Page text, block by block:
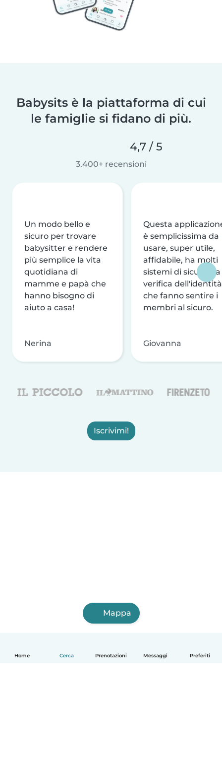
Home Cerca Prenotazioni Messaggi Preferiti
Babysits è la piattaforma di cui
le famiglie si fidano di più.
4,7 / 5
3.400+ recensioni
Un modo bello e
sicuro per trovare
babysitter e rendere
più semplice la vita
quotidiana di
mamme e papà che
hanno bisogno di
aiuto a casa!
Nerina
Questa
è semplicissima da
usare, super utile,
affidabile, ha molti
sistemi di sicurezza
verifica dell'identità
che fanno sentire i
membri al sicuro.
Giovanna
Iscrivimi!
Mappa